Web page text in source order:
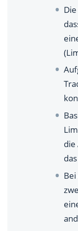
Wann sollten
die